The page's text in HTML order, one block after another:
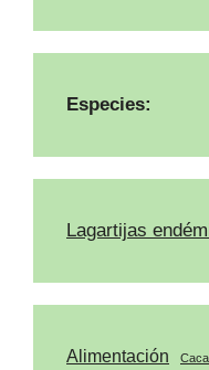
Especies:
Lagartijas
Alimentación